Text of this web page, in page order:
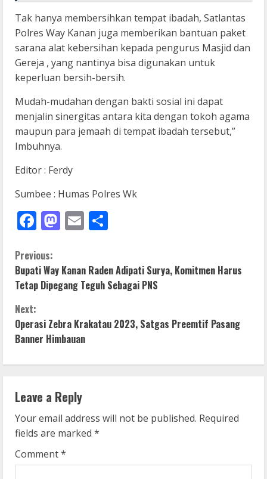
Tak hanya membersihkan tempat ibadah, Satlantas
Polres Way Kanan juga memberikan bantuan paket
sarana alat kebersihan kepada pengurus Masjid dan
Gereja , yang nantinya bisa digunakan untuk
keperluan bersih-bersih.
Mudah-mudahan dengan bakti sosial ini dapat
menjalin sinergitas antara kita dengan tokoh agama
maupun para jemaah di tempat ibadah tersebut,”
Imbuhnya.
Editor : Ferdy
Sumbee : Humas Polres Wk
Facebook
Mastodon
Email
C
o
n
t
i
n
u
e
R
Previous:
Bupati Way Kanan Raden Adipati Surya, Komitmen Harus
Tetap Dipegang Teguh Sebagai PNS
Next:
Operasi Zebra Krakatau 2023, Satgas Preemtif Pasang
Banner Himbauan
Leave a Reply
Your email address will not be published. Required
fields are marked *
Comment*